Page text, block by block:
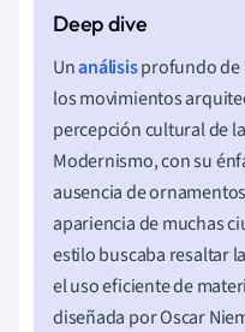
Unanálisisprofundo de
los movimientos
percepción cultural de
Modernismo, con su
ausencia de
apariencia de muchas
estilo buscaba resaltar
el uso eficiente de
diseñada por Oscar